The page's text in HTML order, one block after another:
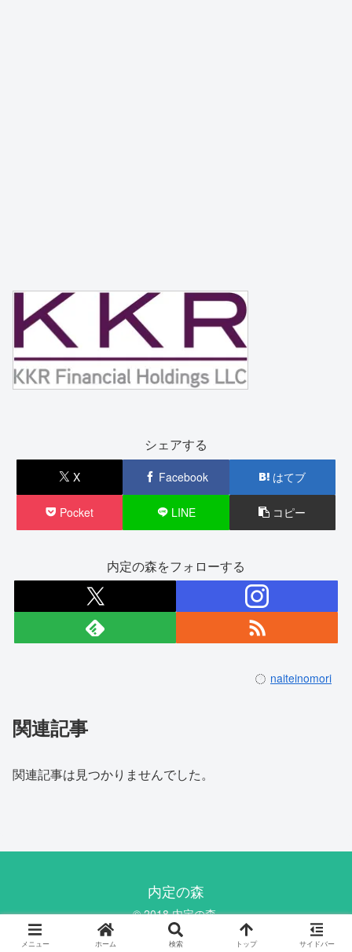
シェアする
X Facebook はてブ
Pocket LINE コピー
内定の森をフォローする
naiteinomori
関連記事
関連記事は見つかりませんでした。
内定の森
© 2018 内定の森.
メニュー ホーム 検索 トップ サイドバー